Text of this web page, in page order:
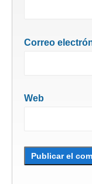
Correo
Web